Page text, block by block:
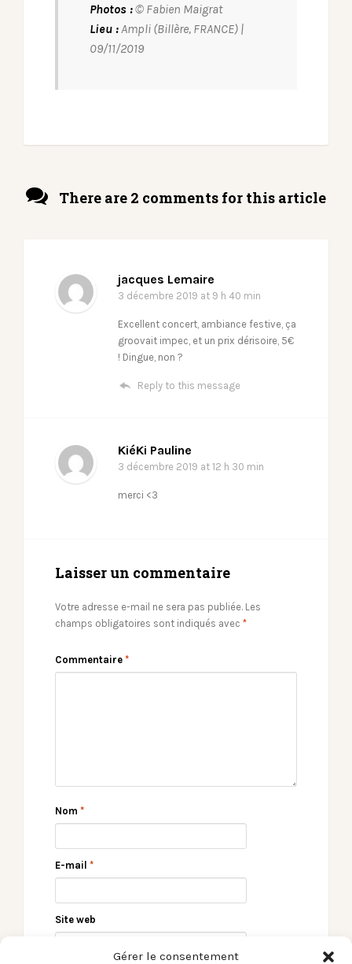
Gérer le consentement
Photos :© Fabien Maigrat
Lieu : Ampli (Billère, FRANCE) |
09/11/2019
There are 2 comments for this article
jacques Lemaire
3 décembre 2019 at 9 h 40 min
Excellent concert, ambiance festive, ça
groovait impec, et un prix dérisoire, 5€
! Dingue, non ?
Reply to this message
KiéKi Pauline
3 décembre 2019 at 12 h 30 min
merci <3
Laisser un commentaire
Votre adresse e-mail ne sera pas publiée. Les
champs obligatoires sont indiqués avec *
Commentaire *
Nom *
E-mail *
Site web